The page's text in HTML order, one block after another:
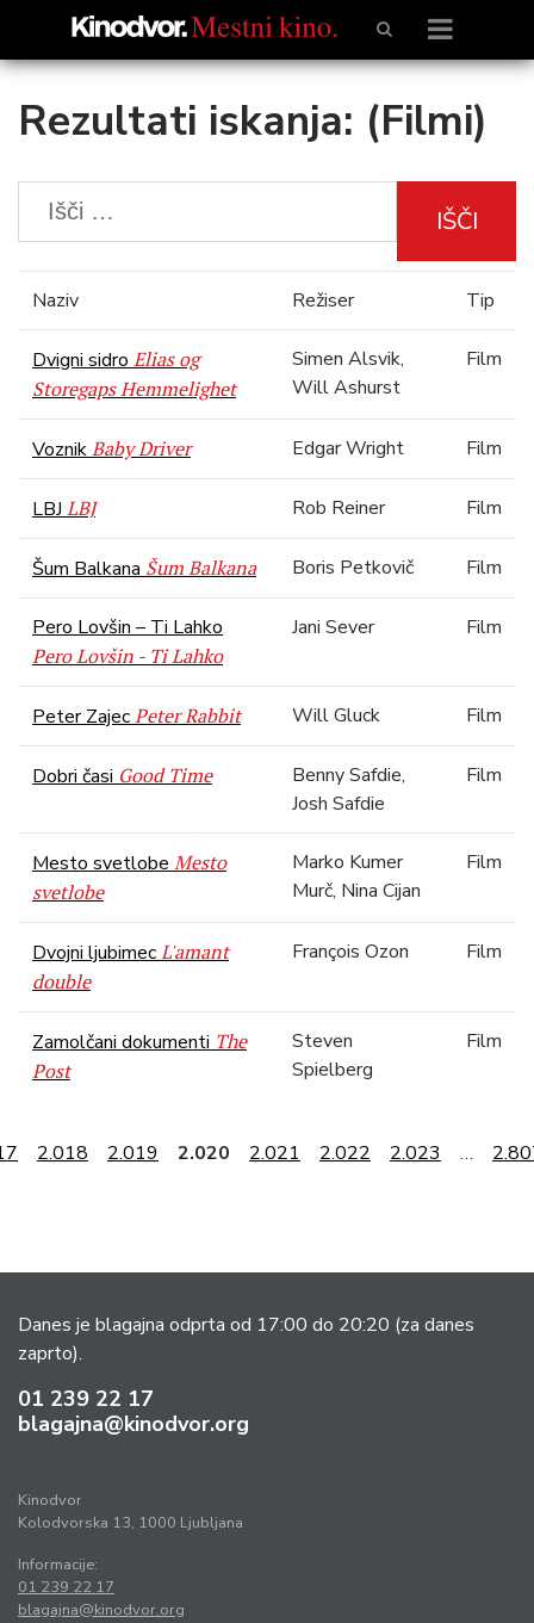
Rezultati iskanja: (Filmi)
IŠČI
Naziv Režiser Tip
Dvigni sidro Elias og
Storegaps Hemmelighet
Simen Alsvik,
Will Ashurst
Film
VoznikBaby Driver Edgar Wright Film
LBJ LBJ Rob Reiner Film
Šum Balkana Šum Balkana Boris Petkovič Film
Pero Lovšin – Ti Lahko
Pero Lovšin - Ti Lahko
Jani Sever Film
Peter ZajecPeter Rabbit Will Gluck Film
Dobri časi Good Time
Benny Safdie,
Josh Safdie
Film
Mesto svetlobe Mesto
svetlobe
Marko Kumer
Murč, Nina Cijan
Film
Dvojni ljubimecL'amant
double
François Ozon Film
Zamolčani dokumenti The
Post
Steven
Spielberg
Film
2.018 2.019 2.020 2.021 2.022 2.023 …
Danes je blagajna odprta od 17:00 do 20:20 (za danes
zaprto).
01 239 22 17
blagajna@kinodvor.org
Kinodvor
Kolodvorska 13, 1000 Ljubljana
Informacije:
01 239 22 17
blagajna@kinodvor.org